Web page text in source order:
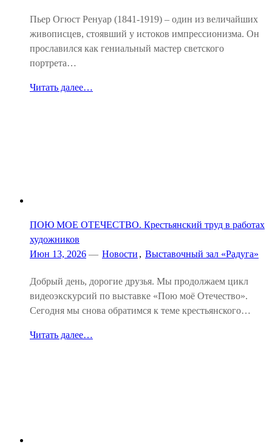
Пьер Огюст Ренуар (1841-1919) – один из величайших
живописцев, стоявший у истоков импрессионизма. Он
прославился как гениальный мастер светского
портрета…
Читать далее…
ПОЮ МОЕ ОТЕЧЕСТВО. Крестьянский труд в работах
художников
Июн 13, 2026 — Новости , Выставочный зал «Радуга»
Добрый день, дорогие друзья. Мы продолжаем цикл
видеоэкскурсий по выставке «Пою моё Отечество».
Сегодня мы снова обратимся к теме крестьянского…
Читать далее…